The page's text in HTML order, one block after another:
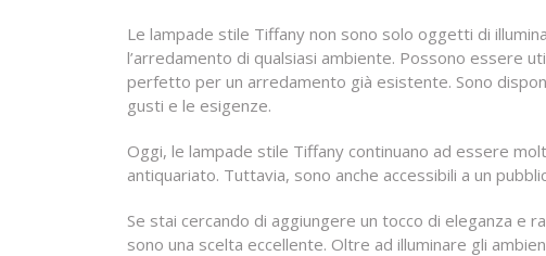
Le lampade stile Tiffany non sono solo oggetti di
l’arredamento di qualsiasi ambiente. Possono essere
perfetto per un arredamento già esistente. Sono
gusti e le esigenze.
Oggi, le lampade stile Tiffany continuano ad essere
antiquariato. Tuttavia, sono anche accessibili a un
Se stai cercando di aggiungere un tocco di eleganza e
sono una scelta eccellente. Oltre ad illuminare gli